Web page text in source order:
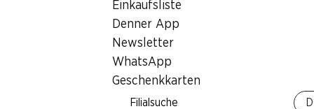
Einkaufsliste
Denner App
Newsletter
WhatsApp
Geschenkkarten
Filialsuche